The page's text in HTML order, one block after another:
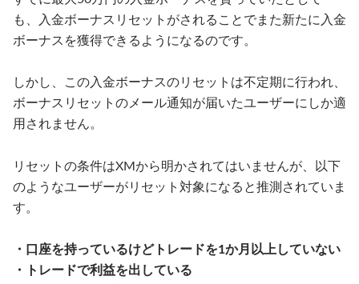
も、入金ボーナスリセットがされることでまた新たに入金
ボーナスを獲得できるようになるのです。
しかし、この入金ボーナスのリセットは不定期に行われ、
ボーナスリセットのメール通知が届いたユーザーにしか適
用されません。
リセットの条件はXMから明かされてはいませんが、以下
のようなユーザーがリセット対象になると推測されていま
す。
・口座を持っているけどトレードを1か月以上していない
・トレードで利益を出している